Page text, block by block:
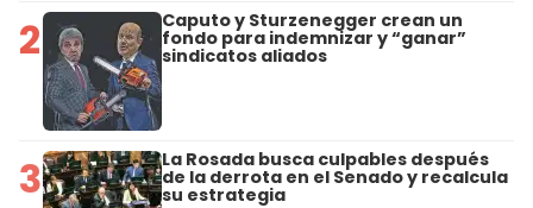
2 Caputo y Sturzenegger crean un
fondo para indemnizar y “ganar”
sindicatos aliados
3 La Rosada busca culpables después
de la derrota en el Senado y recalcula
su estrategia